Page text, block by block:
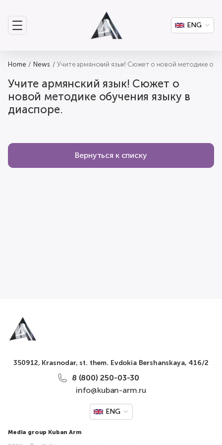
ENG
Home News Учите армянский язык! Сюжет о новой методике
Учите армянский язык! Сюжет о
новой методике обучения языку в
диаспоре.
Вернуться к списку
350912, Krasnodar, st. them. Evdokia Bershanskaya, 416/2
8 (800) 250-03-30
info@kuban-arm.ru
ENG
Media group Kuban Arm